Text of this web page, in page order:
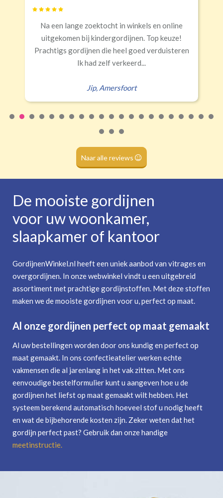
Snelle levering, alles netjes aangekomen
Erald,Zeist
Naar alle reviews
De mooiste gordijnen
voor uw woonkamer,
slaapkamer of kantoor
GordijnenWinkel.nl heeft een uniek aanbod van vitrages en
overgordijnen. In onze webwinkel vindt u een uitgebreid
assortiment met prachtige gordijnstoffen. Met deze stoffen
maken we de mooiste gordijnen voor u, perfect op maat.
Al onze gordijnen perfect op maat gemaakt
Al uw bestellingen worden door ons kundig en perfect op
maat gemaakt. In ons confectieatelier werken echte
vakmensen die al jarenlang in het vak zitten. Met ons
eenvoudige bestelformulier kunt u aangeven hoe u de
gordijnen het liefst op maat gemaakt wilt hebben. Het
systeem berekend automatisch hoeveel stof u nodig heeft
en wat de bijbehorende kosten zijn. Zeker weten dat het
gordijn perfect past? Gebruik dan onze handige
meetinstructie.